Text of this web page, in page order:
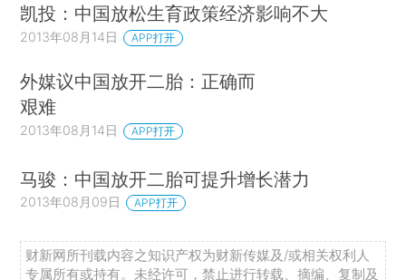
凯投：中国放松生育政策经济影响不大
2013年08月14日 APP打开
外媒议中国放开二胎：正确而
艰难
2013年08月14日 APP打开
马骏：中国放开二胎可提升增长潜力
2013年08月09日 APP打开
财新网所刊载内容之知识产权为财新传媒及/或相关权利人
专属所有或持有。未经许可，禁止进行转载、摘编、复制及